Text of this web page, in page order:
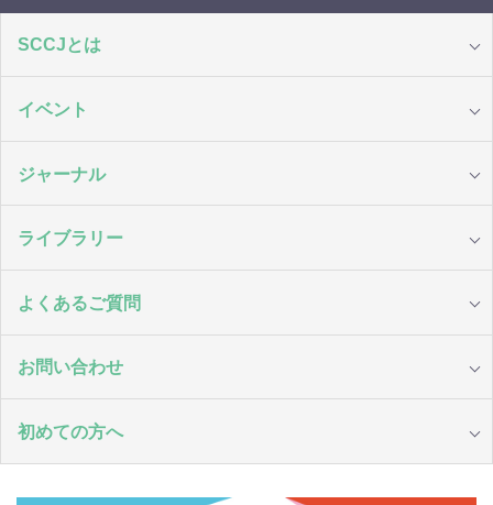
SCCJとは
イベント
ジャーナル
ライブラリー
よくあるご質問
お問い合わせ
初めての方へ